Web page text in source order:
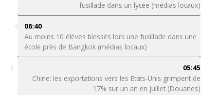
fusillade dans un lycée (médias locaux)
06:40
Au moins 10 élèves blessés lors une fusillade dans une
école près de Bangkok (médias locaux)
05:45
Chine: les exportations vers les Etats-Unis grimpent de
17% sur un an en juillet (Douanes)